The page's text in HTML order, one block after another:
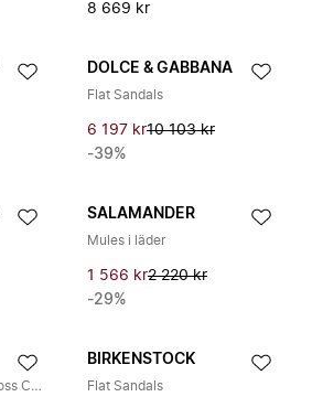
8 669 kr
DOLCE & GABBANA
Flat Sandals
6 197 kr10 103 kr
-39%
SALAMANDER
Mules i läder
1 566 kr2 220 kr
-29%
Lädersandaler Criss-Cross Cocco
BIRKENSTOCK
Flat Sandals